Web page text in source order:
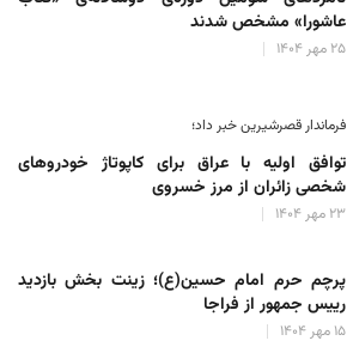
عاشورا» مشخص شدند
۲۵ مهر ۱۴۰۴
فرماندار قصرشیرین خبر داد؛
توافق اولیه با عراق برای کاپوتاژ خودروهای
شخصی زائران از مرز خسروی
۲۳ مهر ۱۴۰۴
پرچم حرم امام حسین(ع)؛ زینت بخش بازدید
رییس جمهور از فراجا
۱۵ مهر ۱۴۰۴